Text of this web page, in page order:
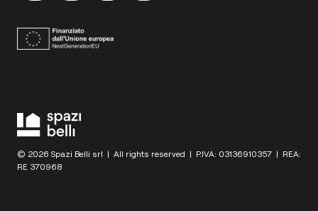
© 2026 Spazi Belli srl | All rights reserved | P.IVA: 03136910357 | REA:
RE 370968